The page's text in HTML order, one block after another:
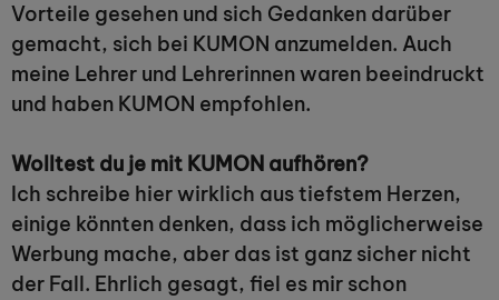
Vorteile gesehen und sich Gedanken darüber
gemacht, sich bei KUMON anzumelden. Auch
meine Lehrer und Lehrerinnen waren beeindruckt
und haben KUMON empfohlen.
Wolltest du je mit KUMON aufhören?
Ich schreibe hier wirklich aus tiefstem Herzen,
einige könnten denken, dass ich möglicherweise
Werbung mache, aber das ist ganz sicher nicht
der Fall. Ehrlich gesagt, fiel es mir schon